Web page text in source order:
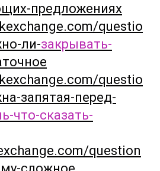
предложениях
questio
ли-закрывать-
questio
запятая-перед-
что-сказать-
question